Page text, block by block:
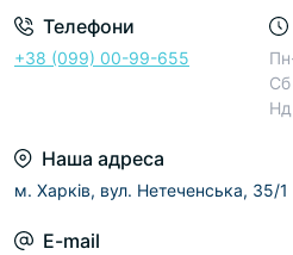
Телефони
+38 (099) 00-99-655
Нд
Наша адреса
м. Харків, вул. Нетеченська, 35/1
E-mail